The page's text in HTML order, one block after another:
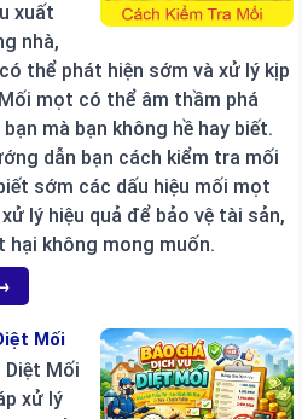
xuất
nhà,
thể phát hiện sớm và xử lý kịp
mọt có thể âm thầm phá
mà bạn không hề hay biết.
dẫn bạn cách kiểm tra mối
sớm các dấu hiệu mối mọt
lý hiệu quả để bảo vệ tài sản,
hại không mong muốn.
Mối
Diệt Mối
xử lý